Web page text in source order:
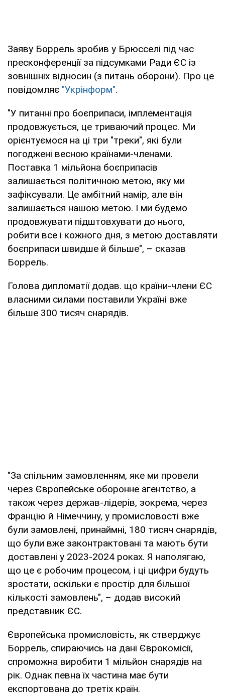
Заяву Боррель зробив у Брюсселі під час
пресконференції за підсумками Ради ЄС із
зовнішніх відносин (з питань оборони). Про це
повідомляє "Укрінформ".
"У питанні про боєприпаси, імплементація
продовжується, це триваючий процес. Ми
орієнтуємося на ці три "треки", які були
погоджені весною країнами-членами.
Поставка 1 мільйона боєприпасів
залишається політичною метою, яку ми
зафіксували. Це амбітний намір, але він
залишається нашою метою. І ми будемо
продовжувати підштовхувати до нього,
робити все і кожного дня, з метою доставляти
боєприпаси швидше й більше", – сказав
Боррель.
Голова дипломатії додав. що країни-члени ЄС
власними силами поставили Україні вже
більше 300 тисяч снарядів.
"За спільним замовленням, яке ми провели
через Європейське оборонне агентство, а
також через держав-лідерів, зокрема, через
Францію й Німеччину, у промисловості вже
були замовлені, принаймні, 180 тисяч снарядів,
що були вже законтрактовані та мають бути
доставлені у 2023-2024 роках. Я наполягаю,
що це є робочим процесом, і ці цифри будуть
зростати, оскільки є простір для більшої
кількості замовлень", – додав високий
представник ЄС.
Європейська промисловість, як стверджує
Боррель, спираючись на дані Єврокомісії,
спроможна виробити 1 мільйон снарядів на
рік. Однак певна їх частина має бути
експортована до третіх країн.